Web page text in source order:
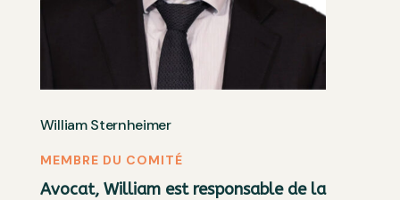
William Sternheimer
MEMBRE DU COMITÉ
Avocat, William est responsable de la